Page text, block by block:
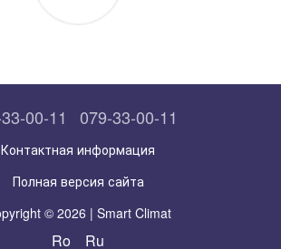
00-11 079-33-00-11
Контактная информация
Полная версия сайта
© 2026 | Smart Climat
Ro Ru